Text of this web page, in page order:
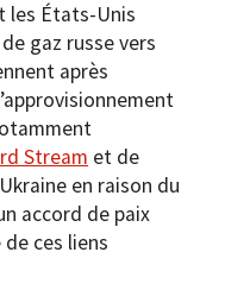
les États-Unis
gaz russe vers
après
Stream et de
en raison du
accord de paix
ces liens